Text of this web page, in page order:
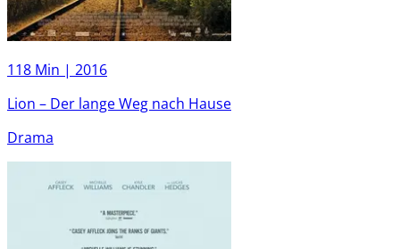
118 Min | 2016
Lion – Der lange Weg nach Hause
Drama